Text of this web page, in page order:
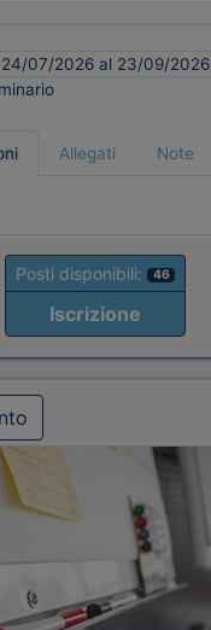
07/2026 al 23/09/2026
Allegati
Note
Posti disponibili: 46
Iscrizione